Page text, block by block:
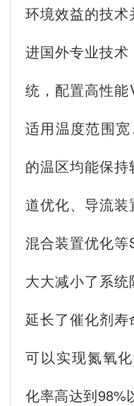
环境效益的技术
进国外专业技术
统，配置高性能
适用温度范围
的温区均能保
道优化、导流
混合装置优化等
大大减小了系统
延长了催化剂寿
可以实现氮氧
化率高达到98%